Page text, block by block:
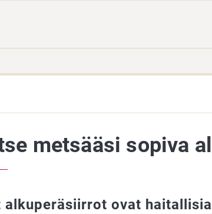
metsääsi sopiva
alkuperäsiirrot ovat haitallisia